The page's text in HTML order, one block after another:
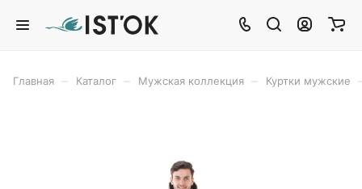
Главная Каталог Мужская коллекция Куртки мужские